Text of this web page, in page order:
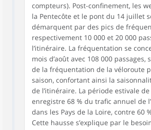
compteurs). Post-confinement, les
la Pentecôte et le pont du 14 juillet
démarquent par des pics de
respectivement 10 000 et 20 000
l’itinéraire. La fréquentation se
mois d’août avec 108 000 passages,
de la fréquentation de la véloroute
saison, confortant ainsi la
de l’itinéraire. La période estivale de
enregistre 68 % du trafic annuel de
dans les Pays de la Loire, contre 60
Cette hausse s’explique par le